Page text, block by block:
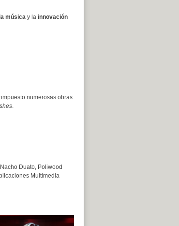
música y la innovación
numerosas obras
.
Duato, Poliwood
Multimedia